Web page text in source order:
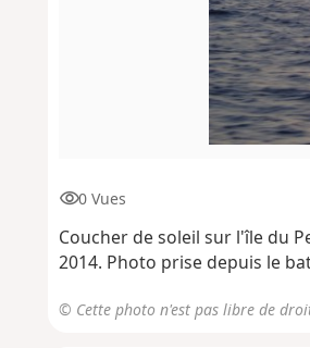
0 Vues
Coucher de soleil sur l'île du
2014. Photo prise depuis le
© Cette photo n'est pas libre de